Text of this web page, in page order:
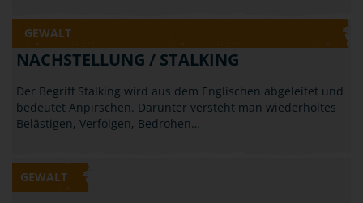
Rempeln, Schubsen, Stoßen, Treten, Bein stellen, Boxen,
Klatschen: Gehört all das schon zum Bereich der
Körperverletzung? Laut Gesetz ist die…
GEWALT
NACHSTELLUNG / STALKING
Der Begriff Stalking wird aus dem Englischen abgeleitet und
bedeutet Anpirschen. Darunter versteht man wiederholtes
Belästigen, Verfolgen, Bedrohen…